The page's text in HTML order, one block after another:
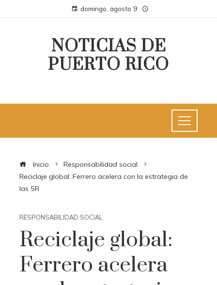
domingo, agosto 9
NOTICIAS DE
PUERTO RICO
Inicio
Responsabilidad social
Reciclaje global: Ferrero acelera con la estrategia de
las 5R
RESPONSABILIDAD SOCIAL
Reciclaje global:
Ferrero acelera